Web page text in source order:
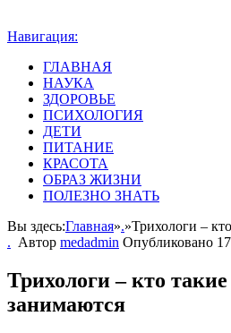
Навигация:
ГЛАВНАЯ
НАУКА
ЗДОРОВЬЕ
ПСИХОЛОГИЯ
ДЕТИ
ПИТАНИЕ
КРАСОТА
ОБРАЗ ЖИЗНИ
ПОЛЕЗНО ЗНАТЬ
Вы здесь:Главная».»Трихологи –
. Автор medadmin Опубликовано
Трихологи – кто
занимаются